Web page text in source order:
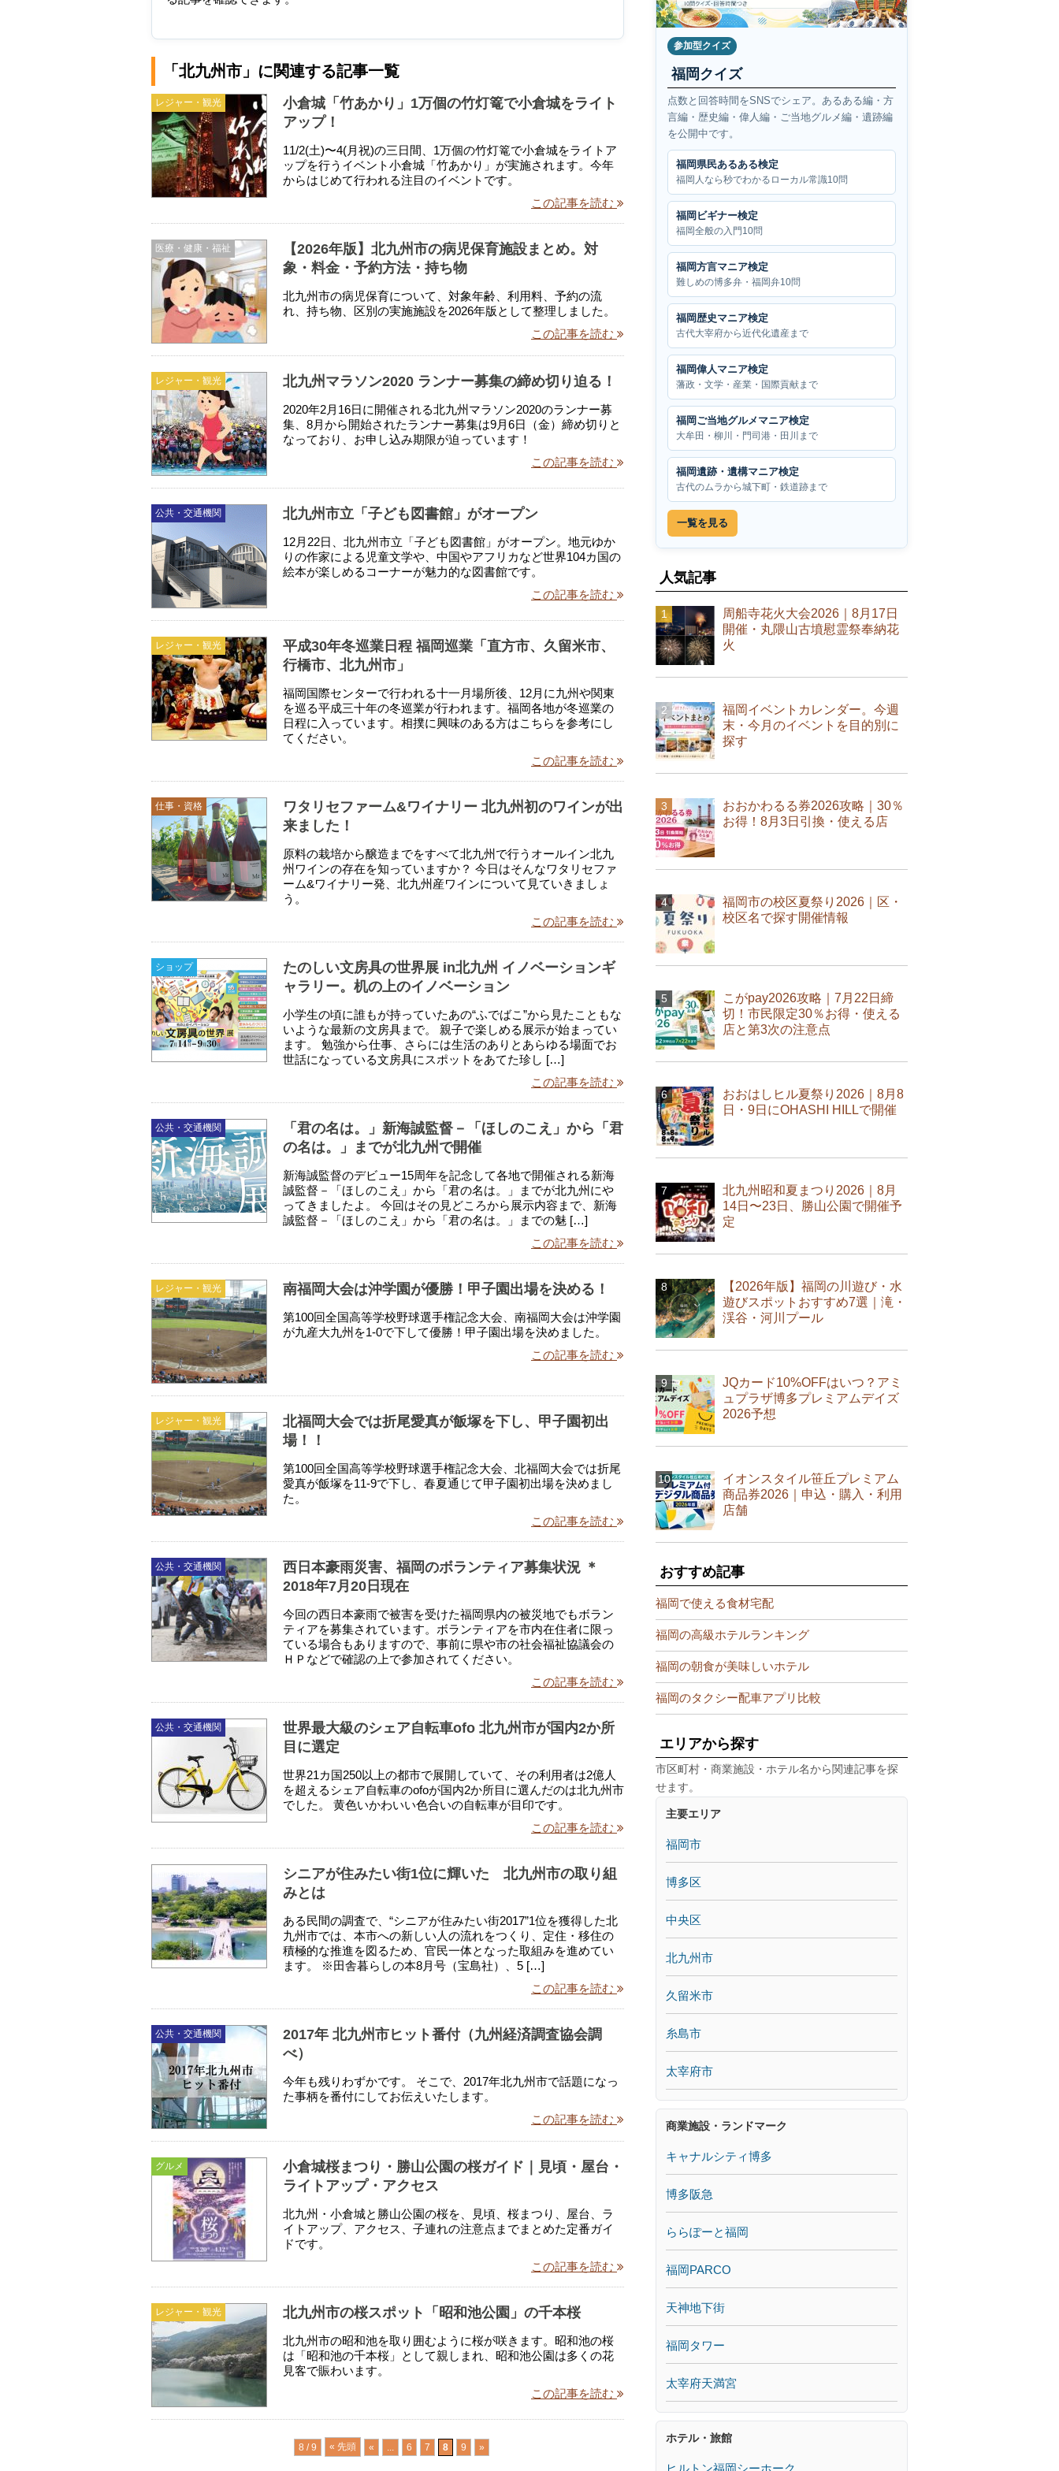
「北九州市」に関連する記事一覧
レジャー・観光
小倉城「竹あかり」1万個の竹灯篭で小倉城をライト
アップ！
11/2(土)〜4(月祝)の三日間、1万個の竹灯篭で小倉城をライトア
ップを行うイベント小倉城「竹あかり」が実施されます。今年
からはじめて行われる注目のイベントです。
この記事を読む
医療・健康・福祉
【2026年版】北九州市の病児保育施設まとめ。対
象・料金・予約方法・持ち物
北九州市の病児保育について、対象年齢、利用料、予約の流
れ、持ち物、区別の実施施設を2026年版として整理しました。
この記事を読む
レジャー・観光 北九州マラソン2020 ランナー募集の締め切り迫る！
2020年2月16日に開催される北九州マラソン2020のランナー募
集、8月から開始されたランナー募集は9月6日（金）締め切りと
なっており、お申し込み期限が迫っています！
この記事を読む
公共・交通機関 北九州市立「子ども図書館」がオープン
12月22日、北九州市立「子ども図書館」がオープン。地元ゆか
りの作家による児童文学や、中国やアフリカなど世界104カ国の
絵本が楽しめるコーナーが魅力的な図書館です。
この記事を読む
レジャー・観光
平成30年冬巡業日程 福岡巡業「直方市、久留米市、
行橋市、北九州市」
福岡国際センターで行われる十一月場所後、12月に九州や関東
を巡る平成三十年の冬巡業が行われます。福岡各地が冬巡業の
日程に入っています。相撲に興味のある方はこちらを参考にし
てください。
この記事を読む
仕事・資格
ワタリセファーム&ワイナリー 北九州初のワインが出
来ました！
原料の栽培から醸造までをすべて北九州で行うオールイン北九
州ワインの存在を知っていますか？ 今日はそんなワタリセファ
ーム&ワイナリー発、北九州産ワインについて見ていきましょ
う。
この記事を読む
ショップ
たのしい文房具の世界展 in北九州 イノベーションギ
ャラリー。机の上のイノベーション
小学生の頃に誰もが持っていたあの“ふでばこ”から見たこともな
いような最新の文房具まで。 親子で楽しめる展示が始まってい
ます。 勉強から仕事、さらには生活のありとあらゆる場面でお
世話になっている文房具にスポットをあてた珍し […]
この記事を読む
公共・交通機関
「君の名は。」新海誠監督－「ほしのこえ」から「君
の名は。」までが北九州で開催
新海誠監督のデビュー15周年を記念して各地で開催される新海
誠監督－「ほしのこえ」から「君の名は。」までが北九州にや
ってきましたよ。 今回はその見どころから展示内容まで、新海
誠監督－「ほしのこえ」から「君の名は。」までの魅 […]
この記事を読む
レジャー・観光 南福岡大会は沖学園が優勝！甲子園出場を決める！
第100回全国高等学校野球選手権記念大会、南福岡大会は沖学園
が九産大九州を1-0で下して優勝！甲子園出場を決めました。
この記事を読む
レジャー・観光
北福岡大会では折尾愛真が飯塚を下し、甲子園初出
場！！
第100回全国高等学校野球選手権記念大会、北福岡大会では折尾
愛真が飯塚を11-9で下し、春夏通じて甲子園初出場を決めまし
た。
この記事を読む
公共・交通機関
西日本豪雨災害、福岡のボランティア募集状況 ＊
2018年7月20日現在
今回の西日本豪雨で被害を受けた福岡県内の被災地でもボラン
ティアを募集されています。ボランティアを市内在住者に限っ
ている場合もありますので、事前に県や市の社会福祉協議会の
ＨＰなどで確認の上で参加されてください。
この記事を読む
公共・交通機関
世界最大級のシェア自転車ofo 北九州市が国内2か所
目に選定
世界21カ国250以上の都市で展開していて、その利用者は2億人
を超えるシェア自転車のofoが国内2か所目に選んだのは北九州市
でした。 黄色いかわいい色合いの自転車が目印です。
この記事を読む
福岡移住特集
シニアが住みたい街1位に輝いた 北九州市の取り組
みとは
ある民間の調査で、“シニアが住みたい街2017”1位を獲得した北
九州市では、本市への新しい人の流れをつくり、定住・移住の
積極的な推進を図るため、官民一体となった取組みを進めてい
ます。 ※田舎暮らしの本8月号（宝島社）、5 […]
この記事を読む
公共・交通機関
2017年 北九州市ヒット番付（九州経済調査協会調
べ）
今年も残りわずかです。 そこで、2017年北九州市で話題になっ
た事柄を番付にしてお伝えいたします。
この記事を読む
グルメ
小倉城桜まつり・勝山公園の桜ガイド｜見頃・屋台・
ライトアップ・アクセス
北九州・小倉城と勝山公園の桜を、見頃、桜まつり、屋台、ラ
イトアップ、アクセス、子連れの注意点までまとめた定番ガイ
ドです。
この記事を読む
レジャー・観光 北九州市の桜スポット「昭和池公園」の千本桜
北九州市の昭和池を取り囲むように桜が咲きます。昭和池の桜
は「昭和池の千本桜」として親しまれ、昭和池公園は多くの花
見客で賑わいます。
この記事を読む
8 / 9 « 先頭 « 6 7 8 9 »
参加型クイズ
福岡クイズ
点数と回答時間をSNSでシェア。あるある編・方
言編・歴史編・偉人編・ご当地グルメ編・遺跡編
を公開中です。
福岡県民あるある検定
福岡人なら秒でわかるローカル常識10問
福岡ビギナー検定
福岡全般の入門10問
福岡方言マニア検定
難しめの博多弁・福岡弁10問
福岡歴史マニア検定
古代大宰府から近代化遺産まで
福岡偉人マニア検定
藩政・文学・産業・国際貢献まで
福岡ご当地グルメマニア検定
大牟田・柳川・門司港・田川まで
福岡遺跡・遺構マニア検定
古代のムラから城下町・鉄道跡まで
一覧を見る
人気記事
周船寺花火大会2026｜8月17日
開催・丸隈山古墳慰霊祭奉納花
火
福岡イベントカレンダー。今週
末・今月のイベントを目的別に
探す
おおかわるる券2026攻略｜30％
お得！8月3日引換・使える店
福岡市の校区夏祭り2026｜区・
校区名で探す開催情報
こがpay2026攻略｜7月22日締
切！市民限定30％お得・使える
店と第3次の注意点
おおはしヒル夏祭り2026｜8月8
日・9日にOHASHI HILLで開催
北九州昭和夏まつり2026｜8月
14日〜23日、勝山公園で開催予
定
【2026年版】福岡の川遊び・水
遊びスポットおすすめ7選｜滝・
渓谷・河川プール
JQカード10%OFFはいつ？アミ
ュプラザ博多プレミアムデイズ
2026予想
イオンスタイル笹丘プレミアム
商品券2026｜申込・購入・利用
店舗
おすすめ記事
福岡で使える食材宅配
福岡の高級ホテルランキング
福岡の朝食が美味しいホテル
福岡のタクシー配車アプリ比較
エリアから探す
市区町村・商業施設・ホテル名から関連記事を探
せます。
主要エリア
福岡市
博多区
中央区
北九州市
久留米市
糸島市
太宰府市
商業施設・ランドマーク
キャナルシティ博多
博多阪急
ららぽーと福岡
福岡PARCO
天神地下街
福岡タワー
太宰府天満宮
ホテル・旅館
ヒルトン福岡シーホーク